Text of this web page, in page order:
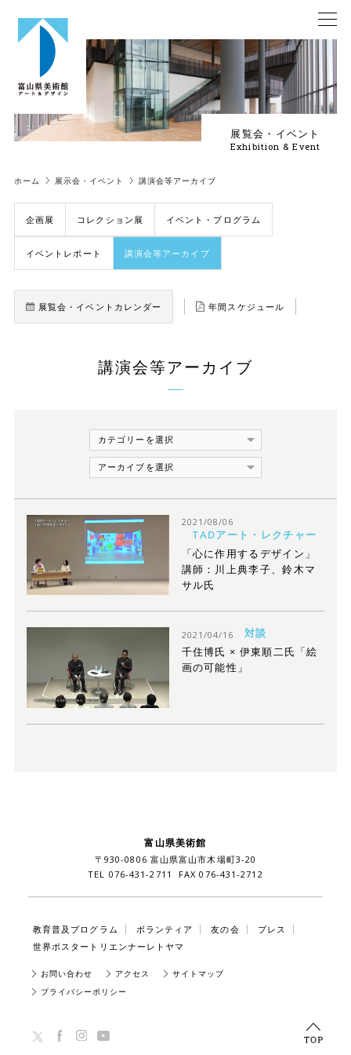
展覧会・イベント
Exhibition & Event
ホーム 展示会・イベント 講演会等アーカイブ
企画展 コレクション展 イベント・プログラム
イベントレポート 講演会等アーカイブ
展覧会・イベントカレンダー 年間スケジュール
講演会等アーカイブ
2021/08/06
TADアート・レクチャー
「心に作用するデザイン」
講師：川上典李子、鈴木マ
サル氏
2021/04/16
対談
千住博氏 × 伊東順二氏「絵
画の可能性」
富山県美術館
〒930-0806 富山県富山市木場町3-20
TEL 076-431-2711 FAX 076-431-2712
教育普及プログラム ボランティア 友の会
プレス
世界ポスタートリエンナーレトヤマ
お問い合わせ アクセス
サイトマップ
プライバシーポリシー